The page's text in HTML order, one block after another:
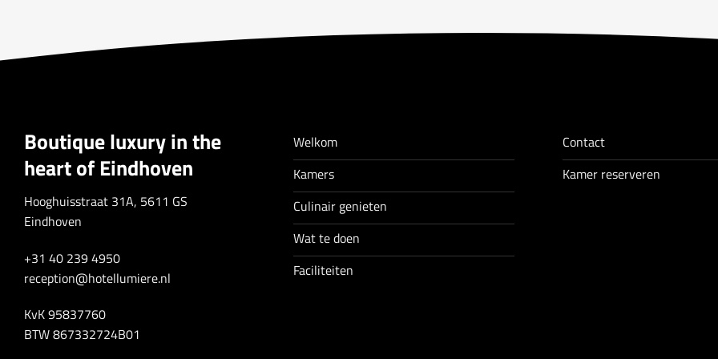
Boutique luxury in the
heart of Eindhoven
Hooghuisstraat 31A, 5611 GS
Eindhoven
+31 40 239 4950
reception@hotellumiere.nl
KvK 95837760
BTW 867332724B01
Welkom
Kamers
Culinair genieten
Wat te doen
Faciliteiten
Contact
Kamer reserveren